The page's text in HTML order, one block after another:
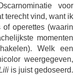
voor
terecht vind, want ik
operettes (waarin
momenten
Welk een
weergegeven,
is juist gedoseerd.